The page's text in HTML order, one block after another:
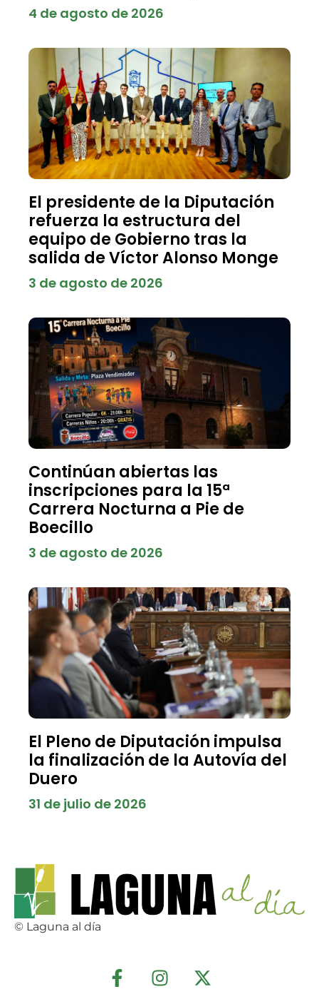
4 de agosto de 2026
El presidente de la Diputación
refuerza la estructura del
equipo de Gobierno tras la
salida de Víctor Alonso Monge
3 de agosto de 2026
Continúan abiertas las
inscripciones para la 15ª
Carrera Nocturna a Pie de
Boecillo
3 de agosto de 2026
El Pleno de Diputación impulsa
la finalización de la Autovía del
Duero
31 de julio de 2026
© Laguna al día